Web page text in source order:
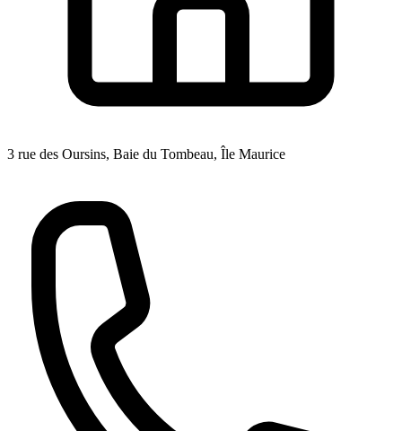
3 rue des Oursins, Baie du Tombeau, Île Maurice